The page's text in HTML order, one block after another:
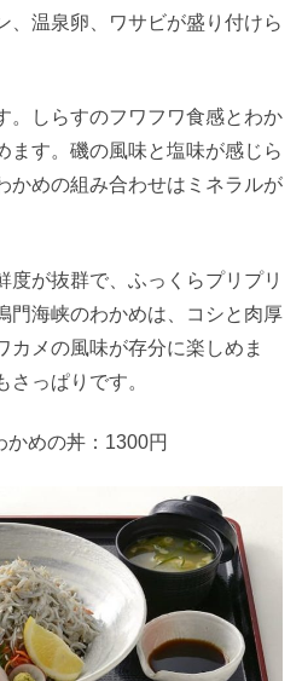
、温泉卵、ワサビが盛り付けら
。しらすのフワフワ食感とわか
ます。磯の風味と塩味が感じら
かめの組み合わせはミネラルが
度が抜群で、ふっくらプリプリ
門海峡のわかめは、コシと肉厚
カメの風味が存分に楽しめま
っぱりです。
かめの丼：1300円